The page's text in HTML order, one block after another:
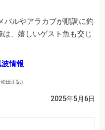
バルやアラカブが順調に釣
、嬉しいゲスト魚も交じ
情報
田正記）
2025年5月6日